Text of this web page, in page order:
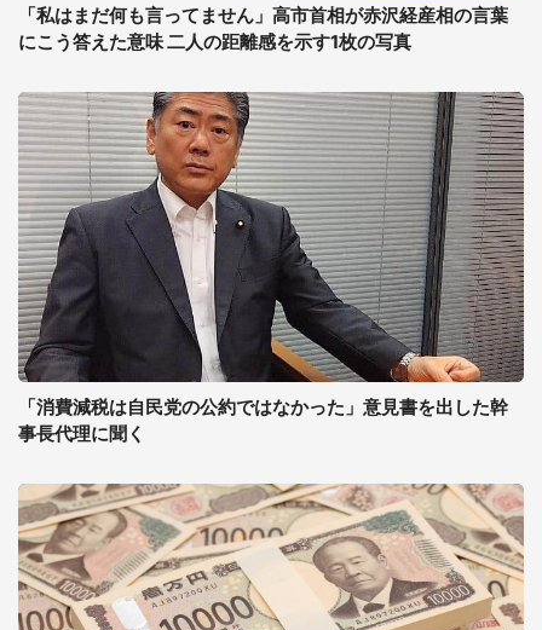
「私はまだ何も言ってません」高市首相が赤沢経産相の言葉
にこう答えた意味 二人の距離感を示す1枚の写真
「消費減税は自民党の公約ではなかった」意見書を出した幹
事長代理に聞く